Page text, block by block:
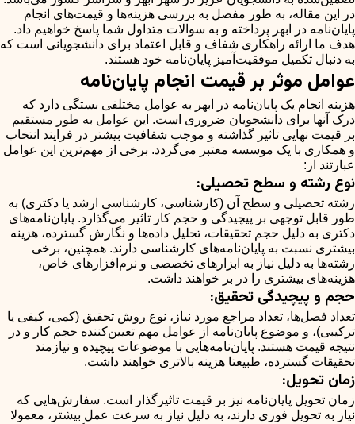
در این مقاله، به طور مفصل به بررسی هزینه‌ها و قیمت‌های انجام
پایان‌نامه در ابهر پرداخته و به سوالات متداول شما پاسخ خواهیم داد.
هدف ما ارائه راهکاری شفاف و قابل اعتماد برای دانشجویانی است که
به دنبال تکمیل موفقیت‌آمیز پایان‌نامه خود هستند.
عوامل موثر بر قیمت انجام پایان‌نامه
هزینه انجام یک پایان‌نامه در ابهر به عوامل مختلفی بستگی دارد که
درک آنها برای دانشجویان ضروری است. این عوامل به طور مستقیم
بر قیمت نهایی تاثیر گذاشته و موجب شفافیت بیشتر در فرایند انتخاب
و همکاری با یک موسسه معتبر می‌گردد. برخی از مهم‌ترین این عوامل
عبارتند از:
نوع رشته و سطح تحصیلی:
رشته تحصیلی و سطح آن (کارشناسی، کارشناسی ارشد یا دکتری) به
طور قابل توجهی بر پیچیدگی و حجم کار تاثیر می‌گذارد. پایان‌نامه‌های
دکتری به دلیل حجم تحقیقات، تحلیل داده‌ها و نگارش گسترده، هزینه
بیشتری نسبت به پایان‌نامه‌های کارشناسی دارند. همچنین، برخی
رشته‌ها به دلیل نیاز به ابزارهای تخصصی و نرم‌افزارهای خاص،
هزینه‌های بیشتری را در بر خواهند داشت.
حجم و پیچیدگی تحقیق:
تعداد فصل‌ها، تعداد مراجع مورد نیاز، نوع روش تحقیق (کمی، کیفی یا
ترکیبی)، و موضوع پایان‌نامه از عوامل مهم تعیین‌کننده حجم کار و در
نتیجه قیمت هستند. پایان‌نامه‌هایی با موضوعات پیچیده و نیازمند
تحقیقات گسترده، طبیعتا هزینه بالاتری خواهند داشت.
زمان تحویل:
زمان تحویل پایان‌نامه نیز بر قیمت تاثیرگذار است. سفارش‌هایی که
نیاز به تحویل فوری دارند، به دلیل نیاز به سرعت عمل بیشتر، معمولا